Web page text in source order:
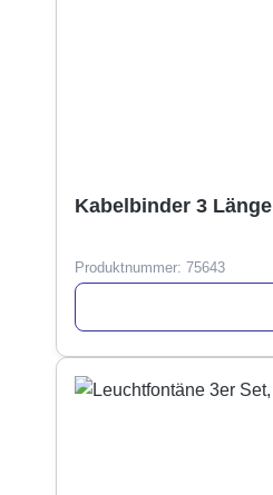
Kabelbinder 3
Produktnummer: 75643